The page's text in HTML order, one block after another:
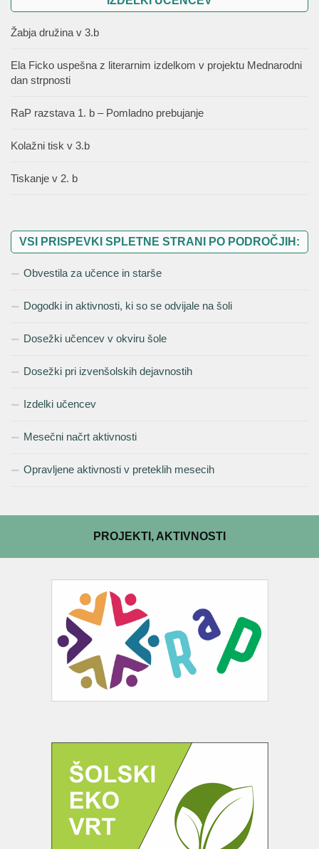
Žabja družina v 3.b
Ela Ficko uspešna z literarnim izdelkom v projektu Mednarodni
dan strpnosti
RaP razstava 1. b – Pomladno prebujanje
Kolažni tisk v 3.b
Tiskanje v 2. b
VSI PRISPEVKI SPLETNE STRANI PO PODROČJIH:
Obvestila za učence in starše
Dogodki in aktivnosti, ki so se odvijale na šoli
Dosežki učencev v okviru šole
Dosežki pri izvenšolskih dejavnostih
Izdelki učencev
Mesečni načrt aktivnosti
Opravljene aktivnosti v preteklih mesecih
PROJEKTI, AKTIVNOSTI